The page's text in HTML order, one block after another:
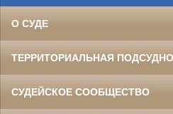
О СУДЕ
ТЕРРИТОРИАЛЬНАЯ
СУДЕЙСКОЕ СООБЩЕСТВО